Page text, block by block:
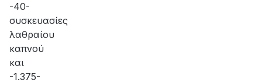
-40-
συσκευασίες
λαθραίου
καπνού
και
-1.375-